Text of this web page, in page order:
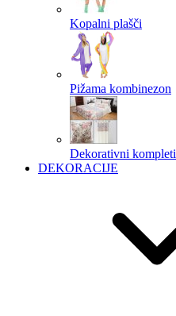
Kopalni plašči
Pižama kombinezon
Dekorativni kompleti
DEKORACIJE